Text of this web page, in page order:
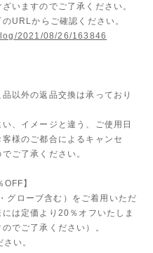
いますのでご了承ください。
URLからご確認ください。
2021/08/26/163846
以外の返品交換は承っており
、イメージと違う、ご使用日
様のご都合によるキャンセ
ご了承ください。
】
グローブ含む）をご着用いただ
は定価より20％オフいたしま
でご了承ください）。
い。